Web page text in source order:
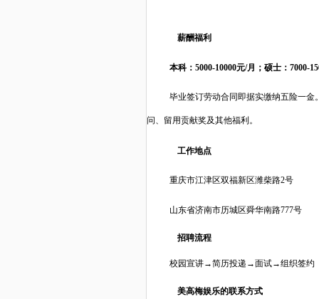
薪酬福利
本科： 5000-10000元/月；硕士：7000-
毕业签订劳动合同即据实缴纳五险一
问、留用贡献奖及其他福利。
工作地点
重庆市江津区双福新区潍柴路2号
山东省济南市历城区舜华南路777号
招聘流程
校园宣讲→简历投递→面试→组织签约
美高梅娱乐的联系方式